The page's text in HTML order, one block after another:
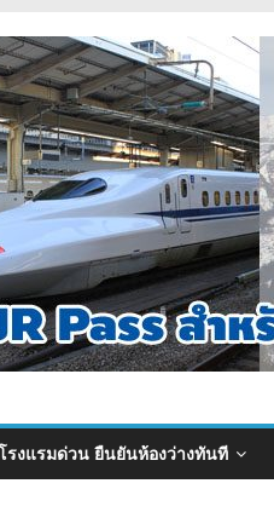
รงแรมด่วน ยืนยันห้องว่างทันที